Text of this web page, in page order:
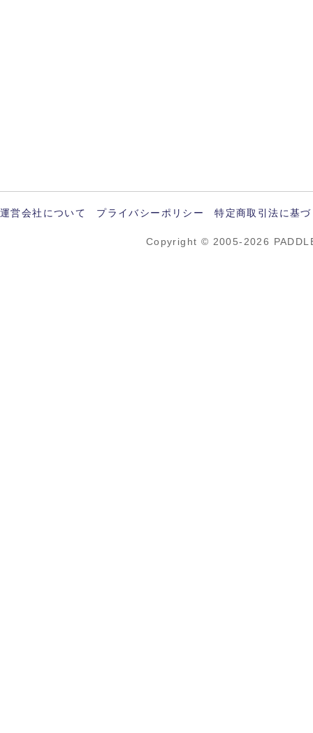
運営会社について プライバシーポリシー 特定商取引法に基
Copyright © 2005-2026